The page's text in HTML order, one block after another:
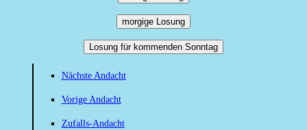
morgige Losung
Losung für kommenden Sonntag
Nächste Andacht
Vorige Andacht
Zufalls-Andacht